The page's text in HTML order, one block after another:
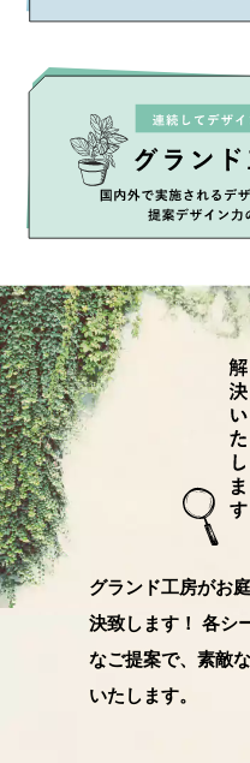
グランド工房がお
決致します！ 各シ
なご提案で、素敵
いたします。